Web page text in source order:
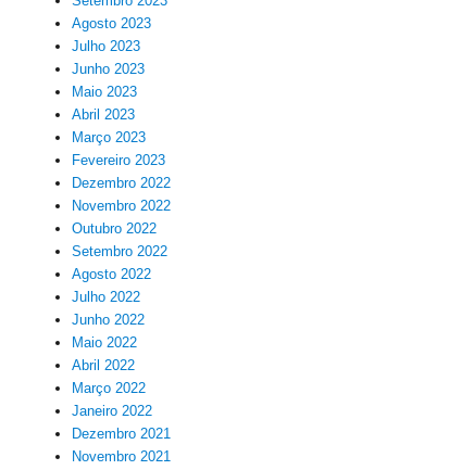
Agosto 2023
Julho 2023
Junho 2023
Maio 2023
Abril 2023
Março 2023
Fevereiro 2023
Dezembro 2022
Novembro 2022
Outubro 2022
Setembro 2022
Agosto 2022
Julho 2022
Junho 2022
Maio 2022
Abril 2022
Março 2022
Janeiro 2022
Dezembro 2021
Novembro 2021